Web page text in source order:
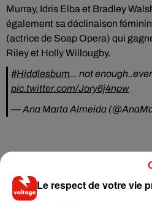
Murray, Idris Elba et Bradley
également sa déclinaison
(actrice de Soap Opera) qui
Riley et Holly Willougby.
#Hiddlesbum... not
pic.twitter.com/Jory6j4npw
— Ana Marta Almeida
Le respect de votre vie